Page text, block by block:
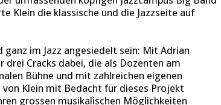
Klein die klassische und die Jazzseite auf
im Jazz angesiedelt sein: Mit Adrian
drei Cracks dabei, die als Dozenten am
Bühne und mit zahlreichen eigenen
Klein mit Bedacht für dieses Projekt
grossen musikalischen Möglichkeiten